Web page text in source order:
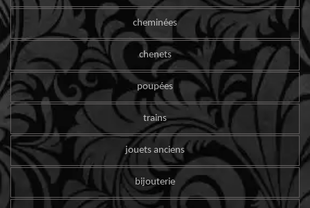
cheminées
chenets
poupées
trains
jouets anciens
bijouterie